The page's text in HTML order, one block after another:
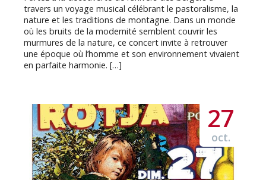
travers un voyage musical célébrant le pastoralisme, la
nature et les traditions de montagne. Dans un monde
où les bruits de la modernité semblent couvrir les
murmures de la nature, ce concert invite à retrouver
une époque où l’homme et son environnement vivaient
en parfaite harmonie. […]
27
oct.